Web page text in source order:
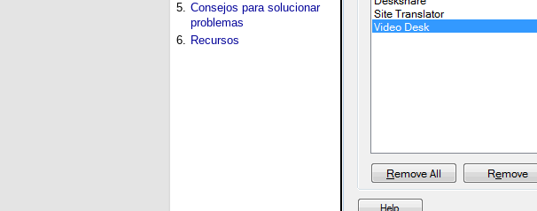
5. Consejos para solucionar
problemas
6. Recursos